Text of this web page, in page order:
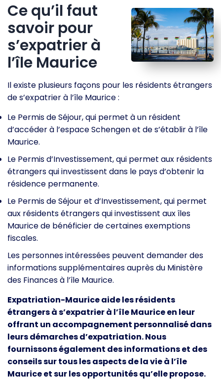
Ce qu’il faut
savoir pour
s’expatrier à
l’île Maurice
Il existe plusieurs façons pour les résidents étrangers
de s’expatrier à l’île Maurice :
Le Permis de Séjour, qui permet à un résident
d’accéder à l’espace Schengen et de s’établir à l’île
Maurice.
Le Permis d’Investissement, qui permet aux résidents
étrangers qui investissent dans le pays d’obtenir la
résidence permanente.
Le Permis de Séjour et d’Investissement, qui permet
aux résidents étrangers qui investissent aux îles
Maurice de bénéficier de certaines exemptions
fiscales.
Les personnes intéressées peuvent demander des
informations supplémentaires auprès du Ministère
des Finances à l’île Maurice.
Expatriation-Maurice aide les résidents
étrangers à s’expatrier à l’île Maurice en leur
offrant un accompagnement personnalisé dans
leurs démarches d’expatriation. Nous
fournissons également des informations et des
conseils sur tous les aspects de la vie à l’île
Maurice et sur les opportunités qu’elle propose.